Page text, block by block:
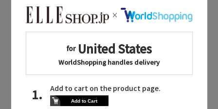
Quick View
Quick View
/アルアバイル